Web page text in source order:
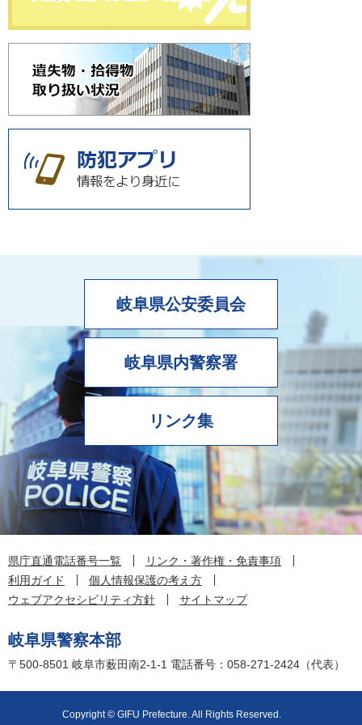
岐阜県公安委員会
岐阜県内警察署
リンク集
県庁直通電話番号一覧
リンク・著作権・免責事項
利用ガイド
個人情報保護の考え方
ウェブアクセシビリティ方針
サイトマップ
岐阜県警察本部
〒500-8501 岐阜市薮田南2-1-1 電話番号：058-271-2424（代表）
Copyright © GIFU Prefecture. All Rights Reserved.